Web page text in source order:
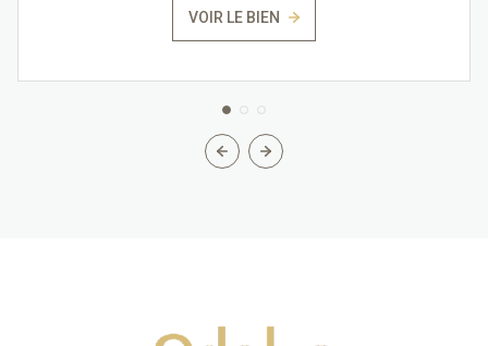
VOIR LE BIEN